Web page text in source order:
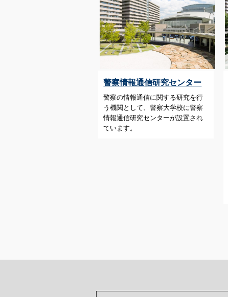
警察情報通信研究センター
警察の情報通信に関する研究を行
う機関として、警察大学校に警察
情報通信研究センターが設置され
ています。